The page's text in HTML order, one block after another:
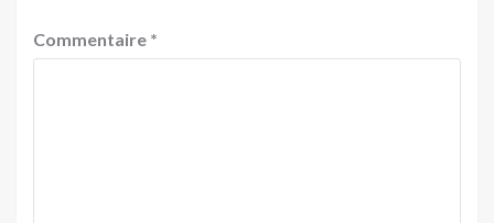
Commentaire *